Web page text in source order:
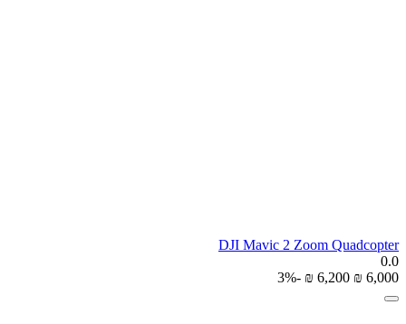
DJI Mavic 2 Zoom Quadcopter
0.0
₪ 6,000
₪ 6,200
-3%